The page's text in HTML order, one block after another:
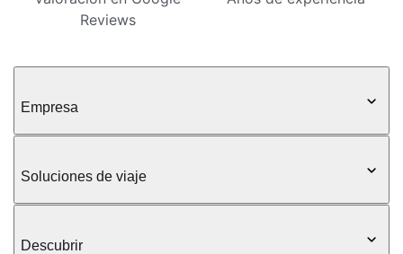
Reviews
Empresa
Soluciones de viaje
Descubrir